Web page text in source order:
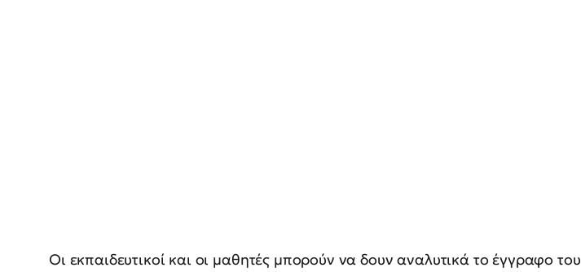
Οι εκπαιδευτικοί και οι μαθητές μπορούν να δουν αναλυτικά το έγγραφο του